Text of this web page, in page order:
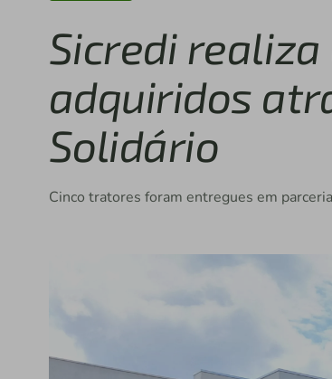
Sicredi
adquiridos
Solidário
Cinco tratores foram entregues em